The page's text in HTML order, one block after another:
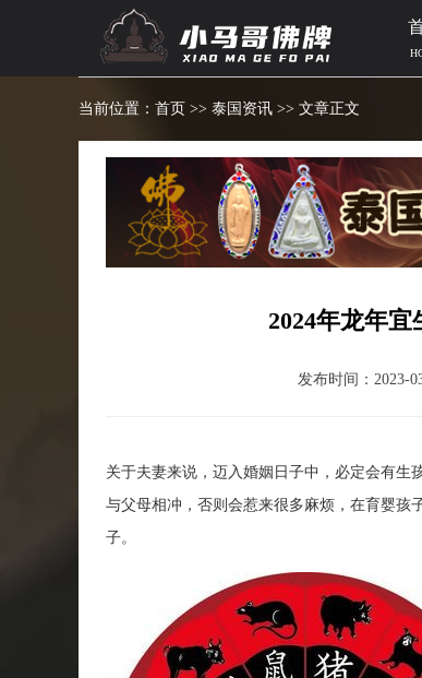
当前位置： 首页 >> 泰国资讯 >> 文章正文
2024年龙年
发布时间：2023-
关于夫妻来说，迈入婚姻日子中，必定会有生
与父母相冲，否则会惹来很多麻烦，在育婴孩
子。